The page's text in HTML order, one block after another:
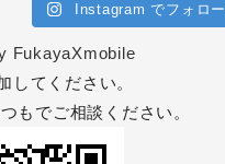
Instagram でフォロー
FukayaXmobile
してください。
もでご相談ください。